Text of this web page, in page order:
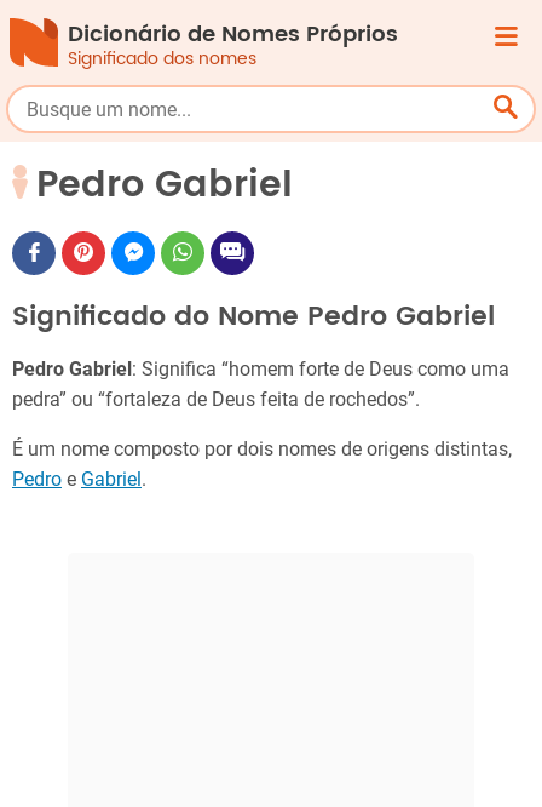
Dicionário de Nomes Próprios
Significado dos nomes
Pedro Gabriel
Significado do Nome Pedro Gabriel
Pedro Gabriel : Significa “homem forte de Deus como uma
pedra” ou “fortaleza de Deus feita de rochedos”.
É um nome composto por dois nomes de origens distintas,
Pedro e Gabriel .